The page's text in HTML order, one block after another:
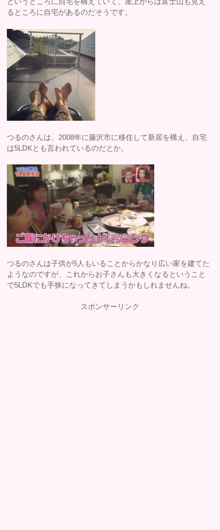
るところに自宅があるのだそうです。
つるのさんは、2008年に藤沢市に移住して新居を構え、自宅
は5LDKとも言われているのだとか。
つるのさんは子供が5人もいることからかなり広い家を建てた
ようなのですが、これからお子さんも大きくなるということ
で5LDKでも手狭になってきてしまうかもしれませんね。
スポンサーリンク